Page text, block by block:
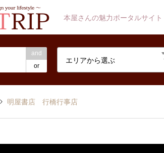
本屋さんの魅力ポータルサイト
and
or
エリアから選ぶ
明屋書店 行橋行事店